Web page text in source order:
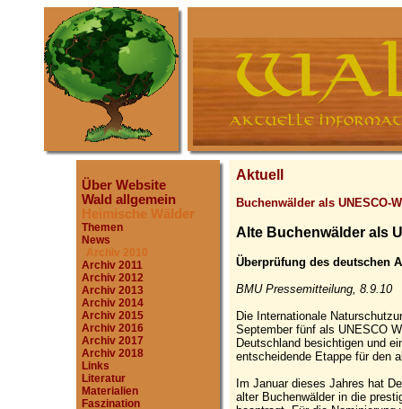
Über Website
Wald allgemein
Heimische Wälder
Themen
News
Archiv 2010
Archiv 2011
Archiv 2012
Archiv 2013
Archiv 2014
Archiv 2015
Archiv 2016
Archiv 2017
Archiv 2018
Links
Literatur
Materialien
Faszination
Aktuell
Buchenwälder als UNESCO-
Alte Buchenwälder als
Überprüfung des deutschen
BMU Pressemitteilung, 8.9.10
Die Internationale
September fünf als UNESCO
Deutschland besichtigen und
entscheidende Etappe für den
Im Januar dieses Jahres hat
alter Buchenwälder in die